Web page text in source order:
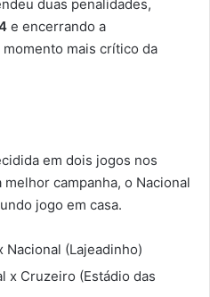
duas penalidades,
e encerrando a
mais crítico da
em dois jogos nos
campanha, o Nacional
jogo em casa.
Nacional (Lajeadinho)
x Cruzeiro (Estádio das